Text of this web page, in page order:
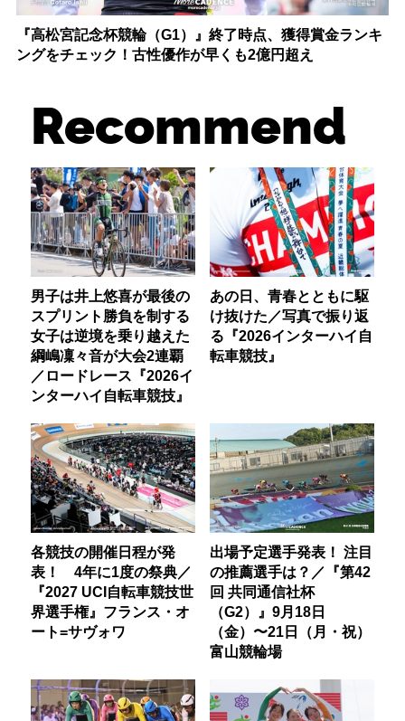
『高松宮記念杯競輪（G1）』終了時点、獲得賞金ランキ
ングをチェック！古性優作が早くも2億円超え
Recommend
男子は井上悠喜が最後の
スプリント勝負を制する
女子は逆境を乗り越えた
綱嶋凜々音が大会2連覇
／ロードレース『2026イ
ンターハイ自転車競技』
あの日、青春とともに駆
け抜けた／写真で振り返
る『2026インターハイ自
転車競技』
各競技の開催日程が発
表！ 4年に1度の祭典／
『2027 UCI自転車競技世
界選手権』フランス・オ
ート=サヴォワ
出場予定選手発表！ 注目
の推薦選手は？／『第42
回 共同通信社杯
（G2）』9月18日
（金）〜21日（月・祝）
富山競輪場